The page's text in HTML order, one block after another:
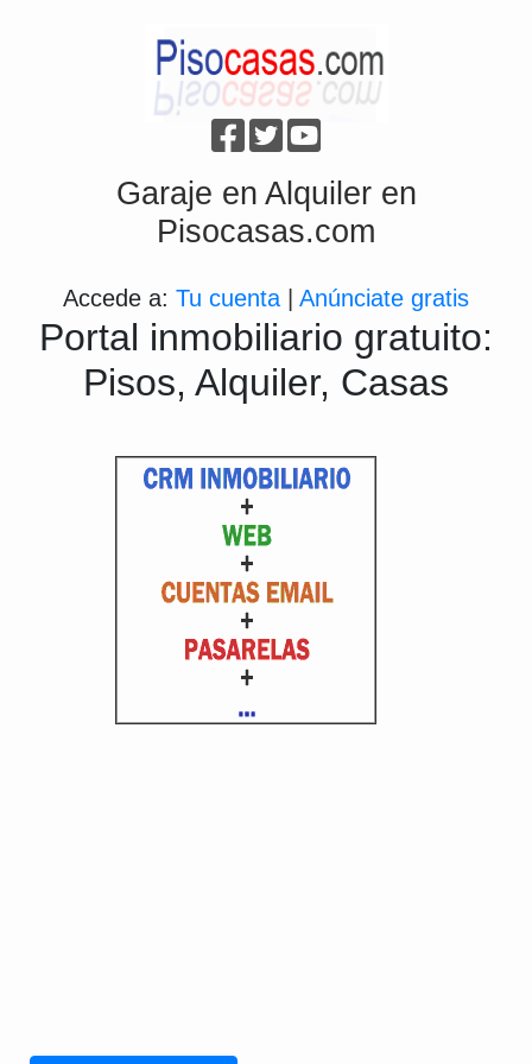
Garaje en Alquiler en
Pisocasas.com
Accede a: Tu cuenta Anúnciate gratis
Portal inmobiliario gratuito:
Pisos, Alquiler, Casas